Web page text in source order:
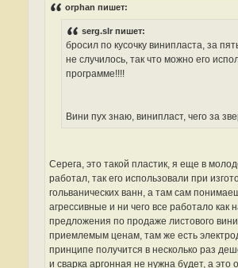
orphan пишет:
serg.slr пишет:
бросил по кусочку винипласта, за
не случилось, так что можно его
программе!!!!
Вини пух знаю, винипласт, чего за
Серега, это такой пластик, я еще в
работал, так его использовали при
гольванических ванн, а там сам
агрессивные и ни чего все работало как
предложения по продаже листового
приемлемым ценам, там же есть
принципе получится в несколько раз
и сварка аргонная не нужна будет, а это